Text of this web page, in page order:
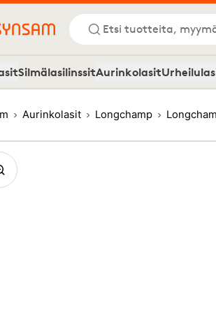
Etsi tuotteita,
SilmälasilinssitAurinkolasit
Aurinkolasit Longchamp